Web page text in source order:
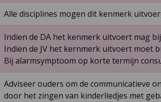
Alle disciplines mogen dit kenmerk
Indien de DA het kenmerk uitvoert mag
Indien de JV het kernmerk uitvoert moet
Bij alarmsymptoom op korte termijn
Adviseer ouders om de communicatieve
door het zingen van kinderliedjes met